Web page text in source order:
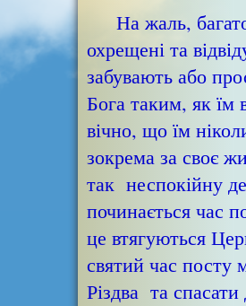
На жаль,
охрещені та
забувають або
Бога таким, як їм
вічно, що їм
зокрема за своє
так неспокійну
починається час
це втягуються
святий час посту
Різдва та